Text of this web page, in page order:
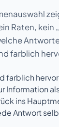
Raten, kein
farblich
farblich
Information
ins
Antwort